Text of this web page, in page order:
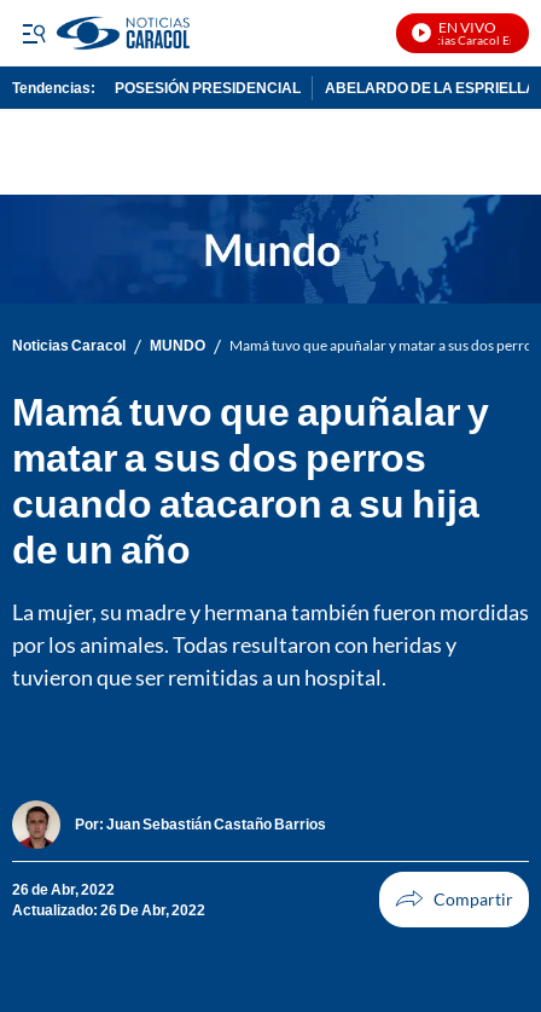
EN VIVO
Noticias Caracol En Vivo
Tendencias: POSESIÓN PRESIDENCIAL ABELARDO DE LA ESPRIELLA
Noticias Caracol / MUNDO / Mamá tuvo que apuñalar y matar a sus dos
Mamá tuvo que apuñalar y
matar a sus dos perros
cuando atacaron a su hija
de un año
La mujer, su madre y hermana también fueron mordidas
por los animales. Todas resultaron con heridas y
tuvieron que ser remitidas a un hospital.
Por: Juan Sebastián Castaño Barrios
26 de Abr, 2022
Actualizado: 26 De Abr, 2022